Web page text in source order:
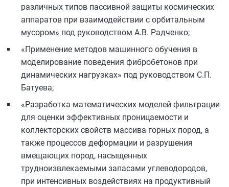
различных типов пассивной защиты космических
аппаратов при взаимодействии с орбитальным
мусором» под руководством А.В. Радченко;
«Применение методов машинного обучения в
моделирование поведения фибробетонов при
динамических нагрузках» под руководством С.П.
Батуева;
«Разработка математических моделей фильтрации
для оценки эффективных проницаемости и
коллекторских свойств массива горных пород, а
также процессов деформации и разрушения
вмещающих пород, насыщенных
трудноизвлекаемыми запасами углеводородов,
при интенсивных воздействиях на продуктивный